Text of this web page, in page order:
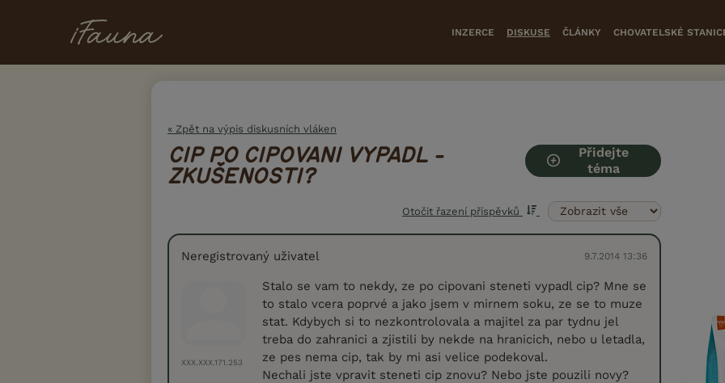
INZERCE DISKUSE ČLÁNKY CHOVATELSKÉ
« Zpět na výpis diskusních vláken
CIP PO CIPOVANI VYPADL -
ZKUŠENOSTI?
Přidejte
téma
Otočit řazení příspěvků
Neregistrovaný uživatel 9.7.2014 13:36
XXX.XXX.171.253
Stalo se vam to nekdy, ze po cipovani steneti vypadl cip? Mne se
to stalo vcera poprvé a jako jsem v mirnem soku, ze se to muze
stat. Kdybych si to nezkontrolovala a majitel za par tydnu jel
treba do zahranici a zjistili by nekde na hranicich, nebo u letadla,
ze pes nema cip, tak by mi asi velice podekoval.
Nechali jste vpravit steneti cip znovu? Nebo jste pouzili novy?